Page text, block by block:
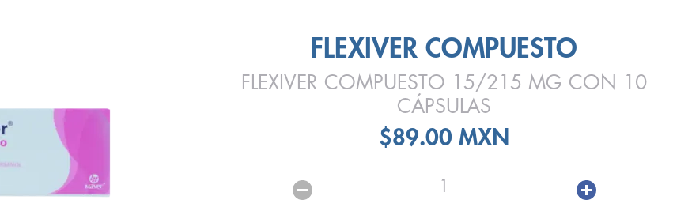
FLEXIVER COMPUESTO
FLEXIVER COMPUESTO 15/215 MG CON 10
CÁPSULAS
$89.00 MXN
1